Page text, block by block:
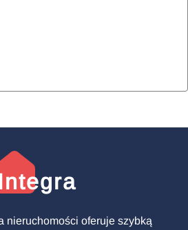
Integra
nieruchomości oferuje szybką